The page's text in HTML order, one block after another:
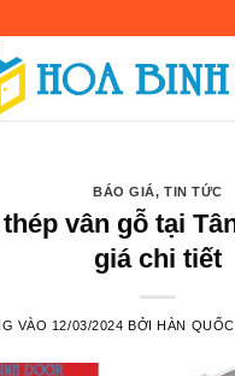
BÁO GIÁ,TIN TỨC
vân gỗ tại
giá chi tiết
VÀO 12/03/2024 BỞIHÀN